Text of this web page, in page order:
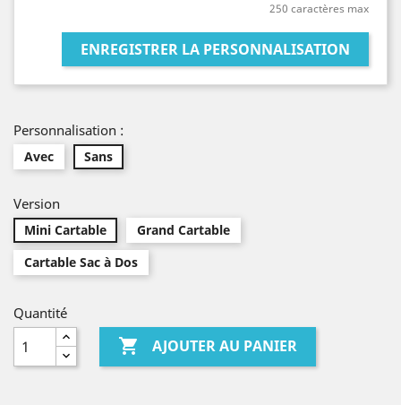
250 caractères max
ENREGISTRER LA PERSONNALISATION
Personnalisation :
Avec Sans
Version
Mini Cartable
Grand Cartable
Cartable Sac à Dos
Quantité
 AJOUTER AU PANIER